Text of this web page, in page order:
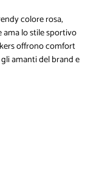
colore rosa,
ama lo stile sportivo
offrono comfort
amanti del brand e